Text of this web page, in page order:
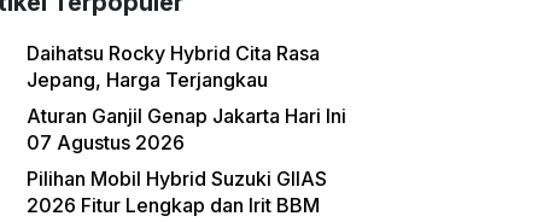
Daihatsu Rocky Hybrid Cita Rasa
Jepang, Harga Terjangkau
Aturan Ganjil Genap Jakarta Hari Ini
07 Agustus 2026
Pilihan Mobil Hybrid Suzuki GIIAS
2026 Fitur Lengkap dan Irit BBM